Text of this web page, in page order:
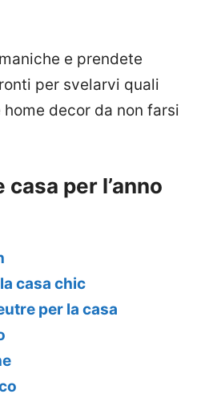
e prendete
per svelarvi quali
decor da non farsi
per l’anno
casa chic
per la casa